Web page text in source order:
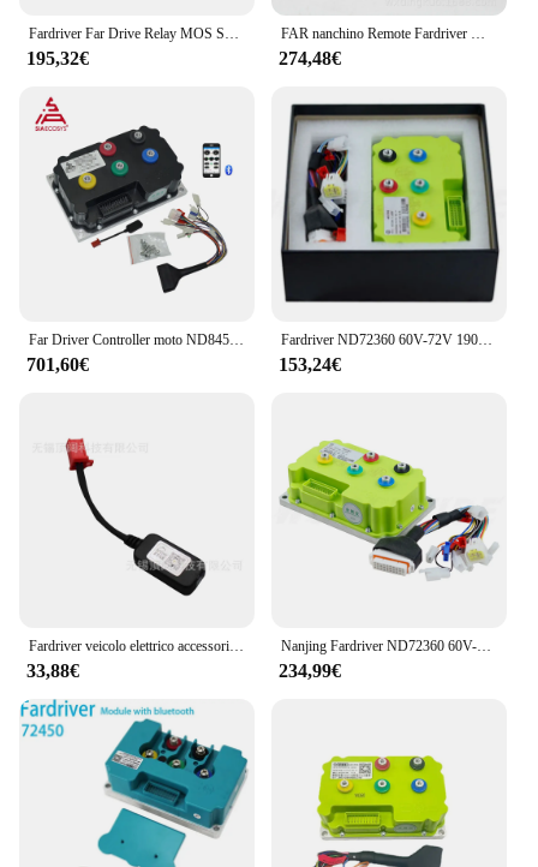
Fardriver Far Drive Relay MOS Scheme 21 Series 190A stesso controllo della temperatura della porta Balanced Bluetooth BMS072190M
195,32€
FAR nanchino Remote Fardriver MOS Scheme 24 Sichuan 190A stessa porta controllo della temperatura equalizzazione Bluetooth BMS084190M
274,48€
Far Driver Controller moto ND84530/ND96530 530A corrente per motore ad alta potenza BLDC 6000W
701,60€
Fardriver ND72360 60V-72V 190A DC onda sinusoidale scooter elettrico scooter Bluetooth debug programmazione controller motore
153,24€
Fardriver veicolo elettrico accessori per moto elettriche Nanjing remote drive controller modulo Bluetooth programmazione DKYS
33,88€
Nanjing Fardriver ND72360 60V-72V 190A DC onda sinusoidale scooter elettrico scooter Bluetooth debug programmazione controller del motore
234,99€